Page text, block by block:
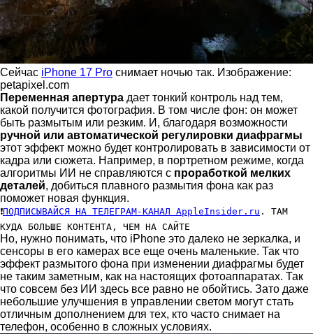
Сейчас iPhone 17 Pro снимает ночью так. Изображение:
petapixel.com
Переменная апертура дает тонкий контроль над тем,
какой получится фотография. В том числе фон: он может
быть размытым или резким. И, благодаря возможности
ручной или автоматической регулировки диафрагмы
этот эффект можно будет контролировать в зависимости от
кадра или сюжета. Например, в портретном режиме, когда
алгоритмы ИИ не справляются с проработкой мелких
деталей, добиться плавного размытия фона как раз
поможет новая функция.
❗ПОДПИСЫВАЙСЯ НА ТЕЛЕГРАМ-КАНАЛ AppleInsider.ru . ТАМ
КУДА БОЛЬШЕ КОНТЕНТА, ЧЕМ НА САЙТЕ
Но, нужно понимать, что iPhone это далеко не зеркалка, и
сенсоры в его камерах все еще очень маленькие. Так что
эффект размытого фона при изменении диафрагмы будет
не таким заметным, как на настоящих фотоаппаратах. Так
что совсем без ИИ здесь все равно не обойтись. Зато даже
небольшие улучшения в управлении светом могут стать
отличным дополнением для тех, кто часто снимает на
телефон, особенно в сложных условиях.